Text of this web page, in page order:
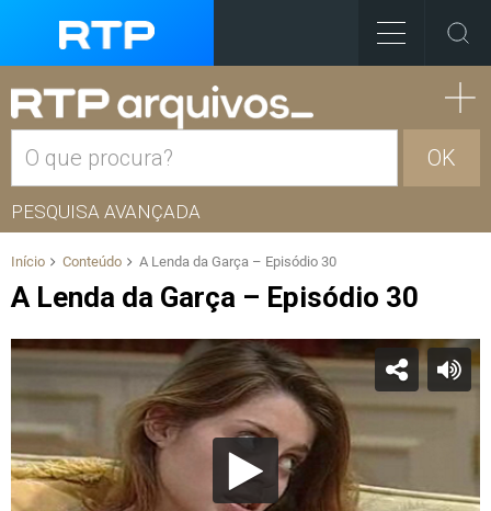
OK
PESQUISA AVANÇADA
Início Conteúdo A Lenda da Garça – Episódio 30
A Lenda da Garça – Episódio 30